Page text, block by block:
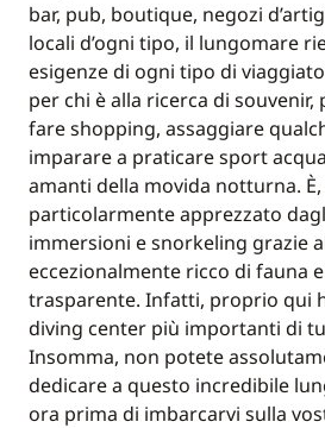
bar, pub, boutique, negozi
locali d’ogni tipo, il lungomare
esigenze di ogni tipo di
per chi è alla ricerca di souvenir,
fare shopping, assaggiare
imparare a praticare sport
amanti della movida notturna.
particolarmente apprezzato
immersioni e snorkeling grazie
eccezionalmente ricco di fauna
trasparente. Infatti, proprio qui
diving center più importanti di
Insomma, non potete
dedicare a questo incredibile
ora prima di imbarcarvi sulla